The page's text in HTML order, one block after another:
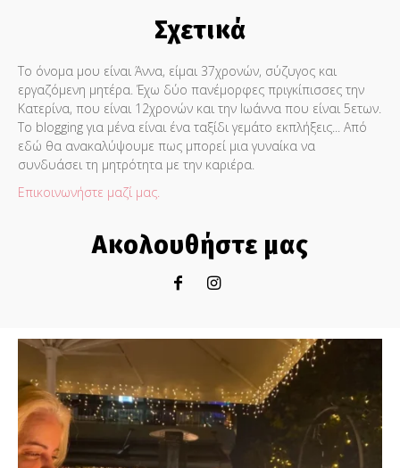
Σχετικά
Το όνομα μου είναι Άννα, είμαι 37χρονών, σύζυγος και
εργαζόμενη μητέρα. Έχω δύο πανέμορφες πριγκίπισσες την
Κατερίνα, που είναι 12χρονών και την Ιωάννα που είναι 5ετων.
Το blogging για μένα είναι ένα ταξίδι γεμάτο εκπλήξεις... Από
εδώ θα ανακαλύψουμε πως μπορεί μια γυναίκα να
συνδυάσει τη μητρότητα με την καριέρα.
Επικοινωνήστε μαζί μας.
Ακολουθήστε μας